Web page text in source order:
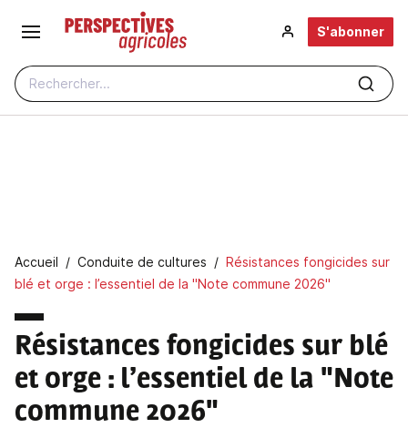
Aller au contenu principal
Rechercher...
S'abonner
Fil d'Ariane
Accueil Conduite de cultures
Résistances fongicides sur
blé et orge : l’essentiel de la "Note commune 2026"
Résistances fongicides sur blé
et orge : l’essentiel de la "Note
commune 2026"